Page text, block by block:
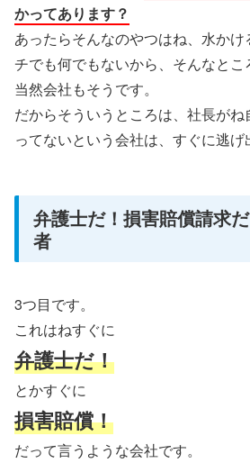
かってあります？
あったらそんなのやつはね、水か
チでも何でもないから、そんなと
当然会社もそうです。
だからそういうところは、社長が
ってないという会社は、すぐに逃げ
弁護士だ！損害賠償請求
者
3つ目です。
これはねすぐに
弁護士だ！
とかすぐに
損害賠償！
だって言うような会社です。